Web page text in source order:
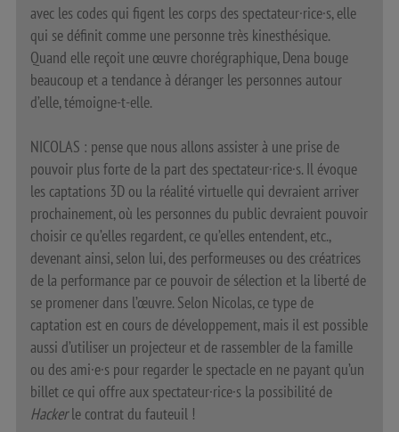
avec les codes qui figent les corps des spectateur·rice·s, elle
qui se définit comme une personne très kinesthésique.
Quand elle reçoit une œuvre chorégraphique, Dena bouge
beaucoup et a tendance à déranger les personnes autour
d’elle, témoigne-t-elle.
NICOLAS : pense que nous allons assister à une prise de
pouvoir plus forte de la part des spectateur·rice·s. Il évoque
les captations 3D ou la réalité virtuelle qui devraient arriver
prochainement, où les personnes du public devraient pouvoir
choisir ce qu’elles regardent, ce qu’elles entendent, etc.,
devenant ainsi, selon lui, des performeuses ou des créatrices
de la performance par ce pouvoir de sélection et la liberté de
se promener dans l’œuvre. Selon Nicolas, ce type de
captation est en cours de développement, mais il est possible
aussi d’utiliser un projecteur et de rassembler de la famille
ou des ami·e·s pour regarder le spectacle en ne payant qu’un
billet ce qui offre aux spectateur·rice·s la possibilité de
Hackerle contrat du fauteuil !